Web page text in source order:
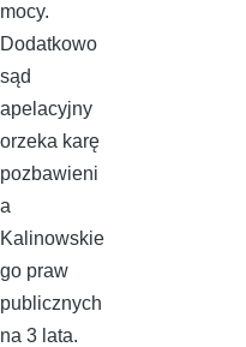
mocy.
Dodatkowo
sąd
apelacyjny
orzeka karę
pozbawieni
a
Kalinowskie
go praw
publicznych
na 3 lata.